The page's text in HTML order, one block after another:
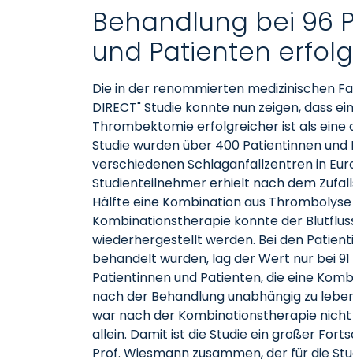
Behandlung bei 96
und Patienten
Die in der renommierten medizinischen
DIRECT" Studie konnte nun zeigen, dass
Thrombektomie erfolgreicher ist als eine
Studie wurden über 400 Patientinnen
verschiedenen Schlaganfallzentren in
Studienteilnehmer erhielt nach dem
Hälfte eine Kombination aus
Kombinationstherapie konnte der
wiederhergestellt werden. Bei den
behandelt wurden, lag der Wert nur bei
Patientinnen und Patienten, die eine
nach der Behandlung unabhängig zu
war nach der Kombinationstherapie
allein. Damit ist die Studie ein großer
Prof. Wiesmann zusammen, der für die